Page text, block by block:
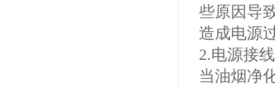
些原因导
造成电源
2.电源接
当油烟净